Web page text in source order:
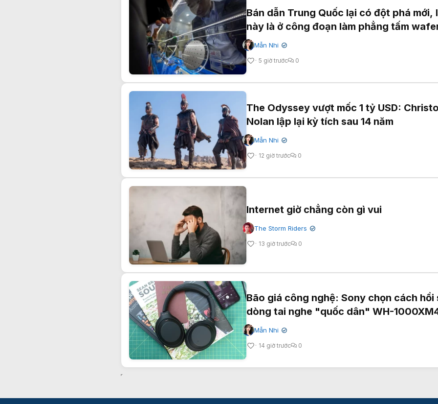
Bán dẫn Trung Quốc lại có đột phá mới,
này là ở công đoạn làm phẳng tấm
Mẫn Nhi ✔
5 giờ trước 0
The Odyssey vượt mốc 1 tỷ USD:
Nolan lập lại kỳ tích sau 14 năm
Mẫn Nhi ✔
12 giờ trước 0
Internet giờ chẳng còn gì vui
The Storm Riders ✔
13 giờ trước 0
Bão giá công nghệ: Sony chọn cách hồi
dòng tai nghe "quốc dân" WH-
Mẫn Nhi ✔
14 giờ trước 0